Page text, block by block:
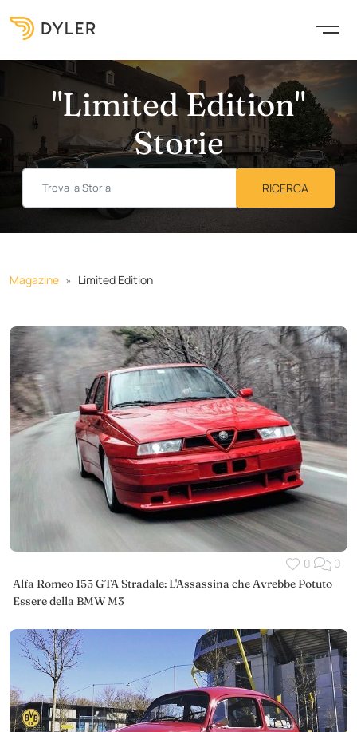
"Limited Edition"
Storie
Magazine Limited Edition
0 0
Alfa Romeo 155 GTA Stradale: L'Assassina che Avrebbe Potuto
Essere della BMW M3